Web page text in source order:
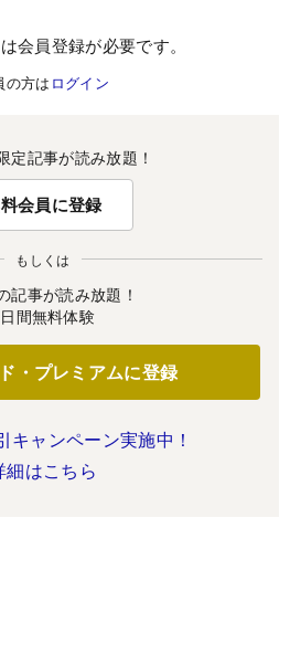
会員登録が必要です。
の方は ログイン
定記事が読み放題！
会員に登録
もしくは
記事が読み放題！
間無料体験
・プレミアムに登録
キャンペーン実施中！
細はこちら